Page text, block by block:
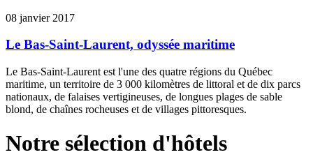
08 janvier 2017
Le Bas-Saint-Laurent, odyssée maritime
Le Bas-Saint-Laurent est l'une des quatre régions du Québec
maritime, un territoire de 3 000 kilomètres de littoral et de dix parcs
nationaux, de falaises vertigineuses, de longues plages de sable
blond, de chaînes rocheuses et de villages pittoresques.
Notre sélection d'hôtels